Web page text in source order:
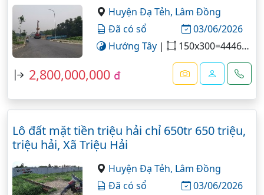
Huyện Đạ Tẻh, Lâm Đồng
Đã có sổ
03/06/2026
Hướng Tây | 150x300=44468 m²
2,800,000,000 đ
Lô đất mặt tiền triệu hải chỉ 650tr 650 triệu,
triệu hải, Xã Triệu Hải
Huyện Đạ Tẻh, Lâm Đồng
Đã có sổ
03/06/2026